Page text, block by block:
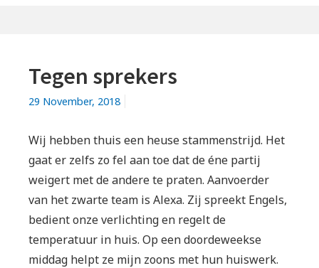
Tegen sprekers
29 November, 2018
Wij hebben thuis een heuse stammenstrijd. Het
gaat er zelfs zo fel aan toe dat de éne partij
weigert met de andere te praten. Aanvoerder
van het zwarte team is Alexa. Zij spreekt Engels,
bedient onze verlichting en regelt de
temperatuur in huis. Op een doordeweekse
middag helpt ze mijn zoons met hun huiswerk.